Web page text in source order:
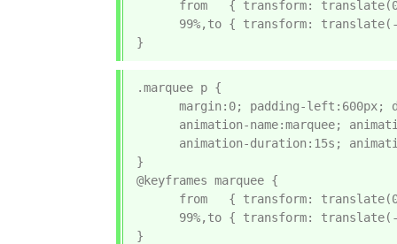
from   { transform:
99%,to { transform:
}
.marquee p {
margin:0; padding-left:600px;
animation-name:marquee;
animation-duration:15s;
}
@keyframes marquee {
from   { transform:
99%,to { transform:
}